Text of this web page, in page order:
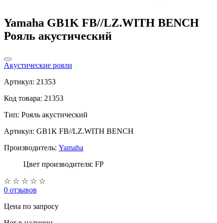
Yamaha GB1K FB//LZ.WITH BENCH
Рояль акустический
Акустические рояли
Артикул: 21353
Код товара: 21353
Тип: Рояль акустический
Артикул: GB1K FB//LZ.WITH BENCH
Производитель: Yamaha
Цвет производителя: FP
☆ ☆ ☆ ☆ ☆
0 отзывов
Цена по запросу